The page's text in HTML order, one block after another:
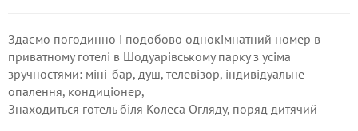
Здаємо погодинно і подобово однокімнатний номер в
приватному готелі в Шодуарівському парку з усіма
зручностями: міні-бар, душ, телевізор, індивідуальне
опалення, кондиціонер,
Знаходиться готель біля Колеса Огляду, поряд дитячий